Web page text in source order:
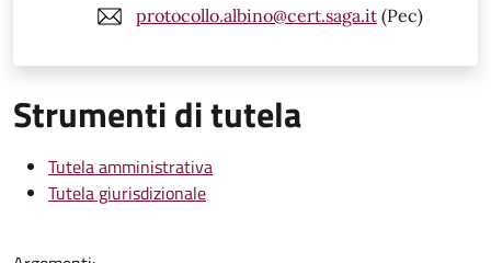
protocollo.albino@cert.saga.it (Pec)
Strumenti di tutela
Tutela amministrativa
Tutela giurisdizionale